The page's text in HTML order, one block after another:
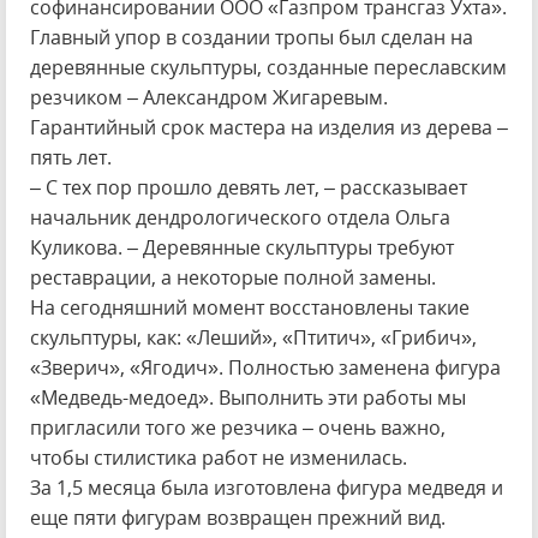
софинансировании ООО «Газпром трансгаз Ухта».
Главный упор в создании тропы был сделан на
деревянные скульптуры, созданные переславским
резчиком – Александром Жигаревым.
Гарантийный срок мастера на изделия из дерева –
пять лет.
– С тех пор прошло девять лет, – рассказывает
начальник дендрологического отдела Ольга
Куликова. – Деревянные скульптуры требуют
реставрации, а некоторые полной замены.
На сегодняшний момент восстановлены такие
скульптуры, как: «Леший», «Птитич», «Грибич»,
«Зверич», «Ягодич». Полностью заменена фигура
«Медведь-медоед». Выполнить эти работы мы
пригласили того же резчика – очень важно,
чтобы стилистика работ не изменилась.
За 1,5 месяца была изготовлена фигура медведя и
еще пяти фигурам возвращен прежний вид.